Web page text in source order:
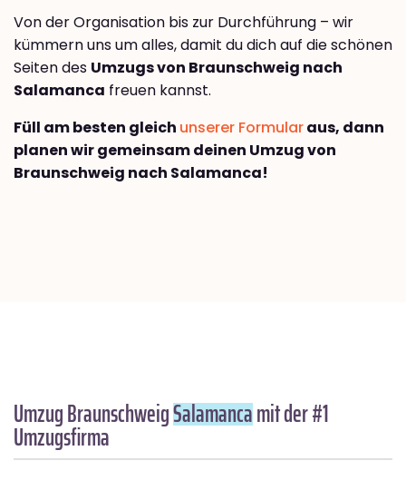
Von der Organisation bis zur Durchführung – wir
kümmern uns um alles, damit du dich auf die schönen
Seiten des Umzugs von Braunschweig nach
Salamanca freuen kannst.
Füll am besten gleich unserer Formularaus, dann
planen wir gemeinsam deinen Umzug von
Braunschweig nach Salamanca!
Umzug BraunschweigSalamancamit der #1
Umzugsfirma